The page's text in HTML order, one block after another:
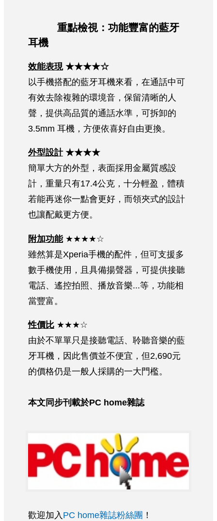
重點檢視：功能豐富的藍牙
耳機
效能表現 ★★★★☆
以手機搭配的藍牙耳機來看，在通話中可
有效去除複雜的環境音，保留清晰的人
聲，提供高品質的通話水準，可拆卸的
3.5mm 耳機，方便依喜好自由更換。
外型設計 ★★★★
簡單大方的外型，表面採用金屬質感設
計，重量只有17.4公克，十分輕盈，體積
若能再迷你一點會更好，而領夾式的設計
也讓配戴更方便。
附加功能 ★★★★☆
雖然算是Xperia手機的配件，但可支援多
數手機使用，且具備揚聲器，可提供接聽
電話、遙控拍照、播放音樂...等，功能相
當豐富。
性價比 ★★★☆
由於不單單只是接聽電話、聆聽音樂的藍
牙耳機，因此售價並不便宜，但2,690元
的價格仍是一般人採購的一大門檻。
本文同步刊載於PC home雜誌
歡迎加入 PC home雜誌粉絲團 ！